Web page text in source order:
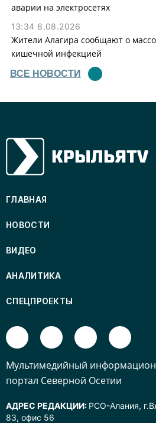
аварии на электросетях
13:34 6.08.2026
Жители Алагира сообщают о
кишечной инфекцией
ВСЕ НОВОСТИ
ГЛАВНАЯ
НОВОСТИ
ВИДЕО
АНАЛИТИКА
СПЕЦПРОЕКТЫ
Mультимедийный
портал Северной Осетии
АДРЕС РЕДАКЦИИ: РСО-Алания,
83, офис 56